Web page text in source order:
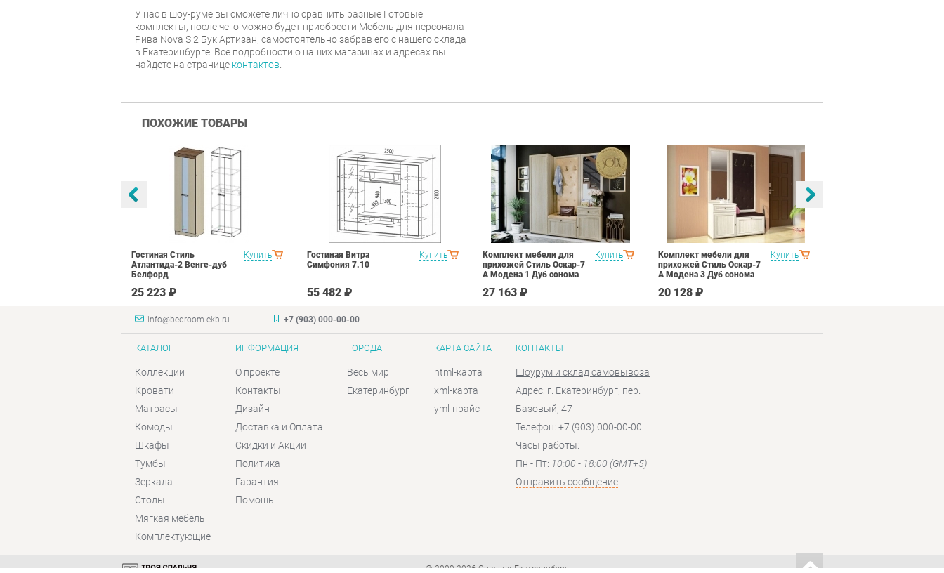
У нас в шоу-руме вы сможете лично сравнить разные Готовые
комплекты, после чего можно будет приобрести Мебель для персонала
Рива Nova S 2 Бук Артизан, самостоятельно забрав его с нашего склада
в Екатеринбурге. Все подробности о наших магазинах и адресах вы
найдете на странице контактов
ПОХОЖИЕ ТОВАРЫ
Купить
Гостиная Стиль
Атлантида-2 Венге-дуб
Белфорд
25 223 ₽
Купить
Гостиная Витра
Симфония 7.10
55 482 ₽
Купить
Комплект мебели для
прихожей Стиль Оскар-7
А Модена 1 Дуб сонома
27 163 ₽
Купить
Комплект мебели для
прихожей Стиль Оскар-7
А Модена 3 Дуб сонома
20 128 ₽
info@bedroom-ekb.ru +7 (903) 000-00-00
КАТАЛОГ
Коллекции
Кровати
Матрасы
Комоды
Шкафы
Тумбы
Зеркала
Столы
Мягкая мебель
Комплектующие
ИНФОРМАЦИЯ
О проекте
Контакты
Дизайн
Доставка и Оплата
Скидки и Акции
Политика
Гарантия
Помощь
ГОРОДА
Весь мир
Екатеринбург
КАРТА САЙТА
html-карта
xml-карта
yml-прайс
КОНТАКТЫ
Шоурум и склад самовывоза
Адрес: г. Екатеринбург, пер.
Базовый, 47
Телефон: +7 (903) 000-00-00
Часы работы:
Пн - Пт: 10:00 - 18:00 (GMT+5)
Отправить сообщение
© 2009-2026 Спальни-Екатеринбург